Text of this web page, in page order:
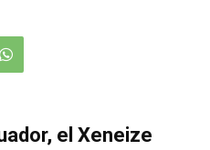
el Xeneize